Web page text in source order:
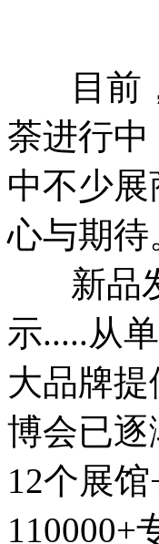
目前，
荼进行
中不少
心与期待
新品发
示.....从
大品牌
博会已逐
12个展
110000+